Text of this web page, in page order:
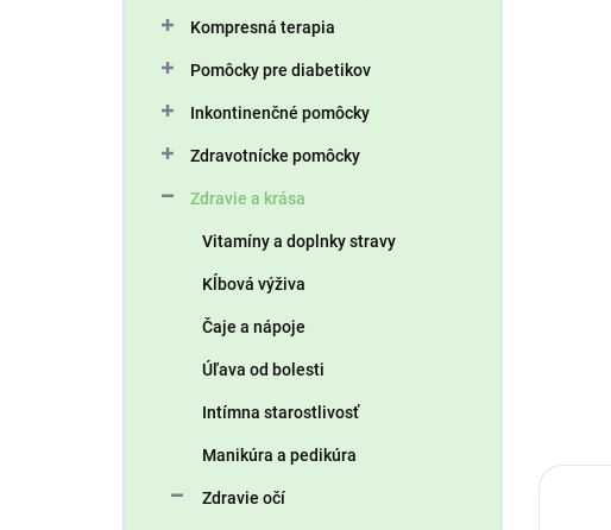
Kompresná terapia
Pomôcky pre diabetikov
Inkontinenčné pomôcky
Zdravotnícke pomôcky
Zdravie a krása
Vitamíny a doplnky stravy
Kĺbová výživa
Čaje a nápoje
Úľava od bolesti
Intímna starostlivosť
Manikúra a pedikúra
Zdravie očí